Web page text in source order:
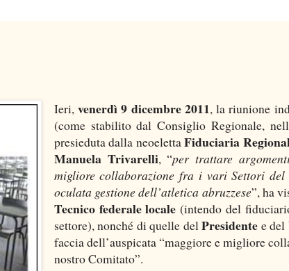
Ieri, venerdì 9 dicembre 2011, la riunione
(come stabilito dal Consiglio Regionale,
presieduta dalla neoelettaFiduciaria
Manuela Trivarelli, “per trattare
migliore collaborazione fra i vari Settori
oculata gestione dell’atletica abruzzese”, ha
Tecnico federale locale (intendo del
settore), nonché di quelle delPresidente e del
faccia dell’auspicata “maggiore e migliore
nostro Comitato”.